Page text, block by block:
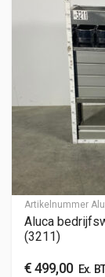
Artikelnummer
Aluca
(3211)
€499,00Ex.